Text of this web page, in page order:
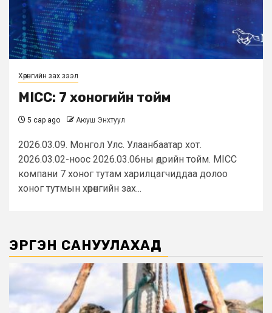
Хөрөнгийн зах зээл
MICC: 7 хоногийн тойм
5 сар ago Аюуш Энхтуул
2026.03.09. Монгол Улс. Улаанбаатар хот.
2026.03.02-ноос 2026.03.06ны өдрийн тойм. MICC
компани 7 хоног тутам харилцагчиддаа долоо
хоног тутмын хөрөнгийн зах...
ЭРГЭН САНУУЛАХАД